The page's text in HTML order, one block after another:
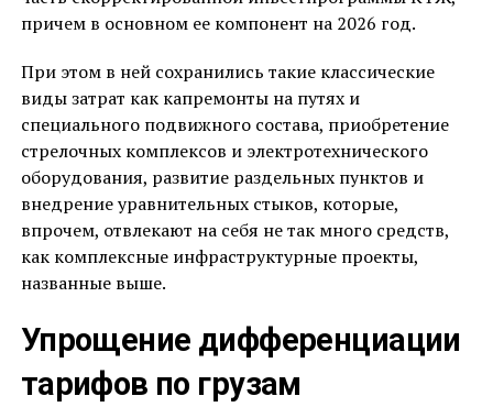
причем в основном ее компонент на 2026 год.
При этом в ней сохранились такие классические
виды затрат как капремонты на путях и
специального подвижного состава, приобретение
стрелочных комплексов и электротехнического
оборудования, развитие раздельных пунктов и
внедрение уравнительных стыков, которые,
впрочем, отвлекают на себя не так много средств,
как комплексные инфраструктурные проекты,
названные выше.
Упрощение дифференциации
тарифов по грузам